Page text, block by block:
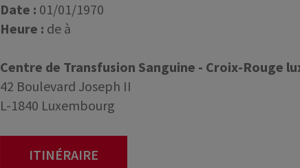
Date : 01/01/1970
Heure : de à
Centre de Transfusion Sanguine - Croix-Rouge
42 Boulevard Joseph II
L-1840 Luxembourg
ITINÉRAIRE